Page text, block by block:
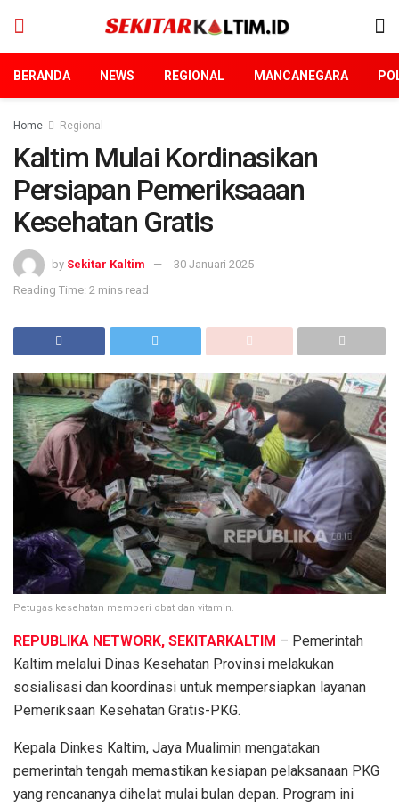
BERANDA NEWS REGIONAL MANCANEGARA
Home Regional
Kaltim Mulai Kordinasikan
Persiapan Pemeriksaaan
Kesehatan Gratis
by Sekitar Kaltim
30 Januari 2025
Reading Time: 2 mins read
Petugas kesehatan memberi obat dan vitamin.
REPUBLIKA NETWORK, SEKITARKALTIM – Pemerintah
Kaltim melalui Dinas Kesehatan Provinsi melakukan
sosialisasi dan koordinasi untuk mempersiapkan layanan
Pemeriksaan Kesehatan Gratis-PKG.
Kepala Dinkes Kaltim, Jaya Mualimin mengatakan
pemerintah tengah memastikan kesiapan pelaksanaan PKG
yang rencananya dihelat mulai bulan depan. Program ini